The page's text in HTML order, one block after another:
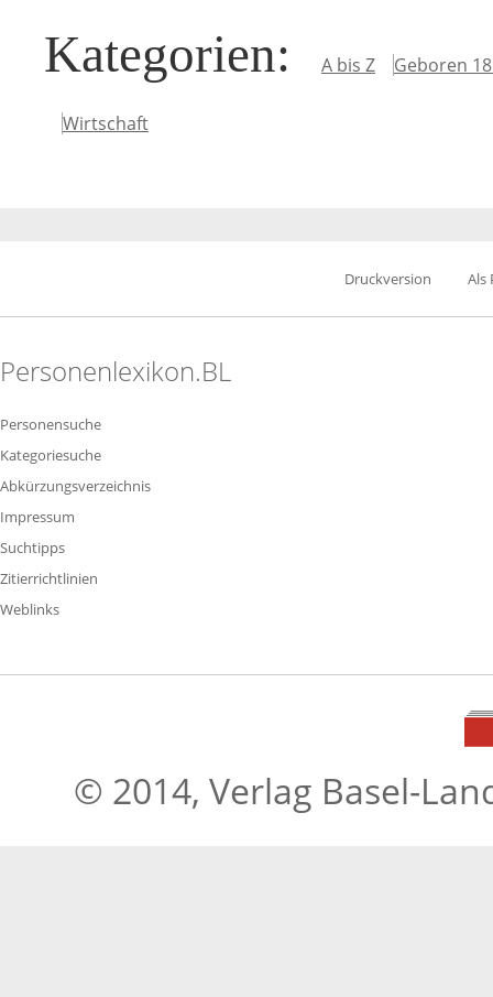
Kategorien: A bis Z Geboren
Wirtschaft
Druckversion Als
Personenlexikon.BL
Personensuche
Kategoriesuche
Abkürzungsverzeichnis
Impressum
Suchtipps
Zitierrichtlinien
Weblinks
© 2014, Verlag Basel-